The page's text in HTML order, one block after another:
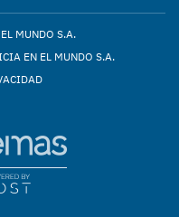
MUNDO S.A.
EN EL MUNDO S.A.